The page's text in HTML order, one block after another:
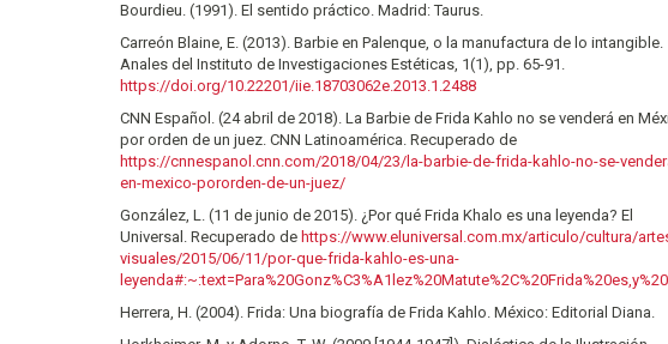
Bourdieu. (1991). El sentido práctico. Madrid: Taurus.
Carreón Blaine, E. (2013). Barbie en Palenque, o la manufactura de lo intangible.
Anales del Instituto de Investigaciones Estéticas, 1(1), pp. 65-91.
https://doi.org/10.22201/iie.18703062e.2013.1.2488
CNN Español. (24 abril de 2018). La Barbie de Frida Kahlo no se venderá en
por orden de un juez. CNN Latinoamérica. Recuperado de
https://cnnespanol.cnn.com/2018/04/23/la-barbie-de-frida-kahlo-no-se-
en-mexico-pororden-de-un-juez/
González, L. (11 de junio de 2015). ¿Por qué Frida Khalo es una leyenda? El
Universal. Recuperado de https://www.eluniversal.com.mx/articulo/cultura/
visuales/2015/06/11/por-que-frida-kahlo-es-una-
Herrera, H. (2004). Frida: Una biografía de Frida Kahlo. México: Editorial Diana.